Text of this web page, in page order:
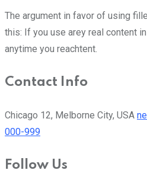
The argument in favor of using
this: If you use arey real content
anytime you reachtent.
Contact Info
Chicago 12, Melborne City, USA
000-999
Follow Us